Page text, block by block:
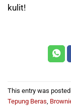
kulit!
This entry was
Tepung Beras